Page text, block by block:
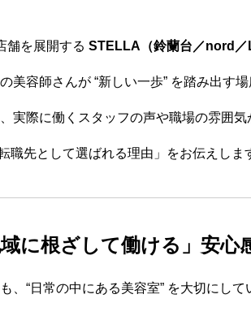
舗を展開する STELLA（鈴蘭台／nord／
美容師さんが “新しい一歩” を踏み出す
実際に働くスタッフの声や職場の雰囲気
職先として選ばれる理由」をお伝えしま
に根ざして働ける」安心
、“日常の中にある美容室” を大切にして